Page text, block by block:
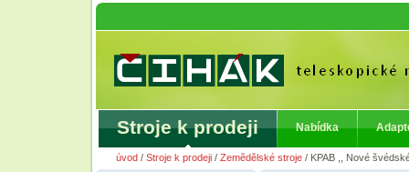
Stroje k prodeji Nabídka
úvod / Stroje k prodeji / Zemědělské stroje / KPAB ,, Nové